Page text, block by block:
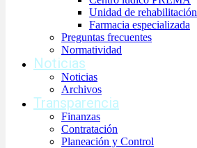
Unidad de rehabilitación
Farmacia especializada
Preguntas frecuentes
Normatividad
Noticias
Noticias
Archivos
Transparencia
Finanzas
Contratación
Planeación y Control